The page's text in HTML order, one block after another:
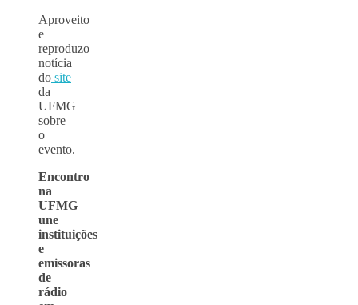
Aproveito
e
reproduzo
notícia
do site
da
UFMG
sobre
o
evento.
Encontro
na
UFMG
une
instituições
e
emissoras
de
rádio